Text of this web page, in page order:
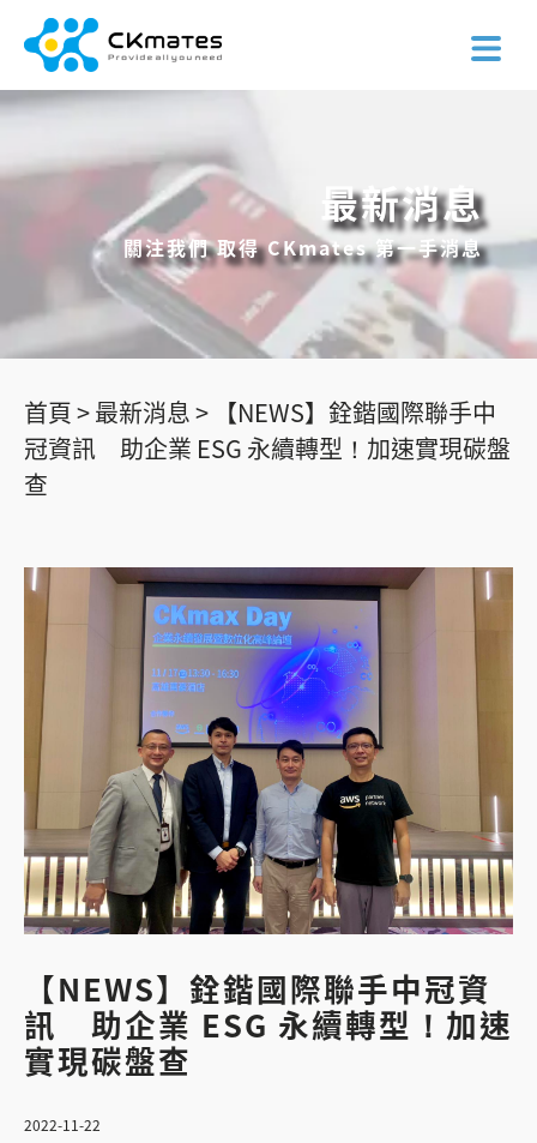
最新消息
關注我們 取得 CKmates 第一手消息
首頁 >最新消息 > 【NEWS】銓鍇國際聯手中
冠資訊 助企業 ESG 永續轉型！加速實現碳盤
查
【NEWS】銓鍇國際聯手中冠資
訊 助企業 ESG 永續轉型！加速
實現碳盤查
2022-11-22